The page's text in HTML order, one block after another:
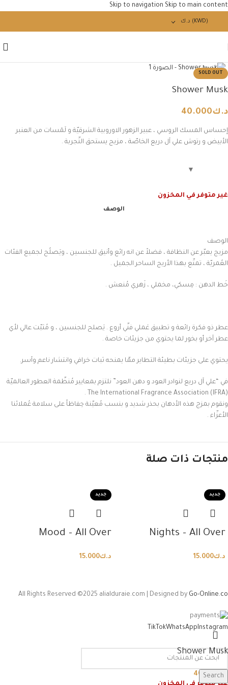
Skip to navigation Skip to main content
(KWD) د.ك
SOLD OUT
Shower Musk
د.ك40.000
إحساس المسك الروسي ، عبير الزهور الاوروبية الشرقيّة و لَمَسات من العنبر
الأبيض و رتوش علي آل دريع الخاصّة ، مزيج يستحق التّجربة .
غير متوفر في المخزون
الوصف
الوصف
مزيج يعبّر عن النظافة ، فضلاً عن انه رائع وأنيق للجنسين ، ويَصلُح لجميع الفئات
العُمريّة ، تمتّع بهذا الأريج الساحر الجميل .
خَط الدهن : مِسكي، مخملي ، زَهري مُنعش .
عطر ذو فكرة رائعة و تطبيق عَملي فنّي أروع . يَصلح للجنسين ، و مُثبّت عالي لأي
عطر آخر أو بخور لما يحتوي من جزيئات خاصة .
يحتوي على جزيئات بطيئة التطاير ممّا يمنحه ثبات خرافي وانتشار ناعم وآسر.
في “علي آل دريع لنوادر العود و دهن العود” نلتزم بمعايير مُنظّمة العطور العالميّة
ونقوم بمزج هذه الأدهان بحذر شديد و بنسب مُعيّنة حِفاظاً على سلامة عُملائنا
الأعزّاء .
منتجات ذات صلة
جديد
Nights – All Over
د.ك15.000
جديد
Mood – All Over
د.ك15.000
All Rights Reserved ©2025 alialduraie.com | Designed by Go-Online.co
Search
Instagram
WhatsApp
TikTok
Shower Musk
د.ك40.000